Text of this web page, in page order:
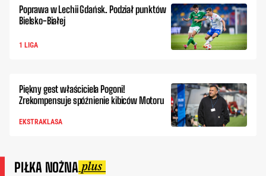
Poprawa w Lechii Gdańsk. Podział punktów
Bielsko-Białej
1 LIGA
Piękny gest właściciela Pogoni!
Zrekompensuje spóźnienie kibiców Motoru
EKSTRAKLASA
PIŁKA NOŻNA